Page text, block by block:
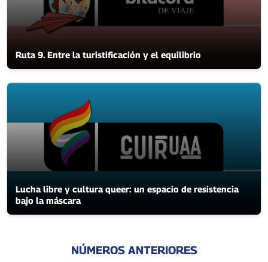
Ruta 9. Entre la turistificación y el equilibrio
Lucha libre y cultura queer: un espacio de resistencia
bajo la máscara
NÚMEROS ANTERIORES